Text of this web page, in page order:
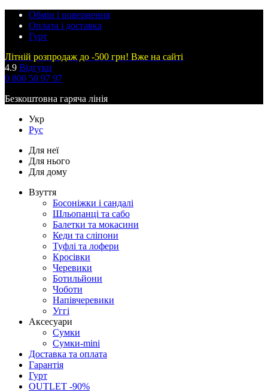
Обмін і повернення
Оплата і доставка
Гурт
Літній розпродаж до -500 грн! Вже на сайті
4.9 Відгуки
0 800 50 97 97
Безкоштовна гаряча лінія
Укр
Рус
Для неї
Для нього
Для дому
Взуття
Босоніжки і сандалі
Шльопанці та сабо
Балетки та мокасини
Кеди та сліпони
Туфлі та лофери
Кросівки
Черевики
Ботильйони
Чоботи
Напівчеревики
Уггі
Аксесуари
Сумки
Сумки-mini
Доставка та оплата
Гарантія
Гурт
OUTLET -90%